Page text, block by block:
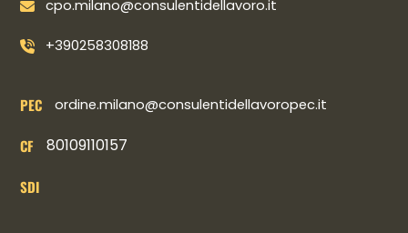
cpo.milano@consulentidellavoro.it
+390258308188
PEC ordine.milano@consulentidellavoropec.it
CF 80109110157
SDI